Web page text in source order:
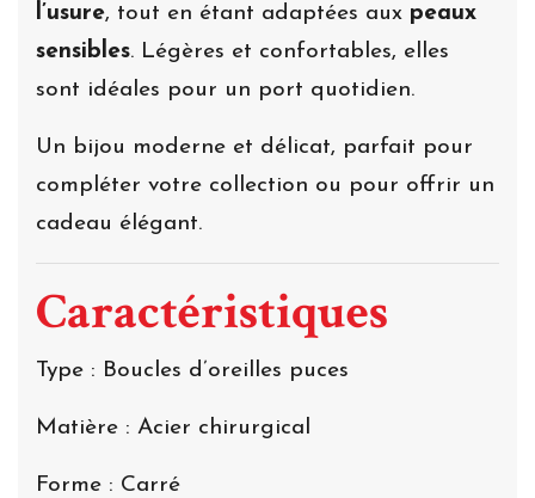
l’usure, tout en étant adaptées aux peaux
sensibles. Légères et confortables, elles
sont idéales pour un port quotidien.
Un bijou moderne et délicat, parfait pour
compléter votre collection ou pour offrir un
cadeau élégant.
Caractéristiques
Type : Boucles d’oreilles puces
Matière : Acier chirurgical
Forme : Carré